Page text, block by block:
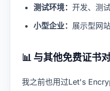
测试环境： 开发、测
小型企业： 展示型网
📊 与其他免费证书
我之前也用过Let's